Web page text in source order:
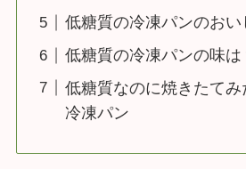
低糖質の冷凍パンのお
低糖質の冷凍パンの味は
低糖質なのに焼きたて
冷凍パン